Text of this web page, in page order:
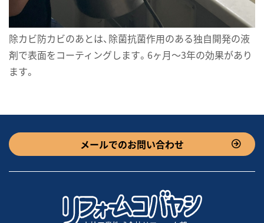
除カビ防カビのあとは、除菌抗菌作用のある独自開発の液
剤で表面をコーティングします。6ヶ月～3年の効果があり
ます。
メールでのお問い合わせ